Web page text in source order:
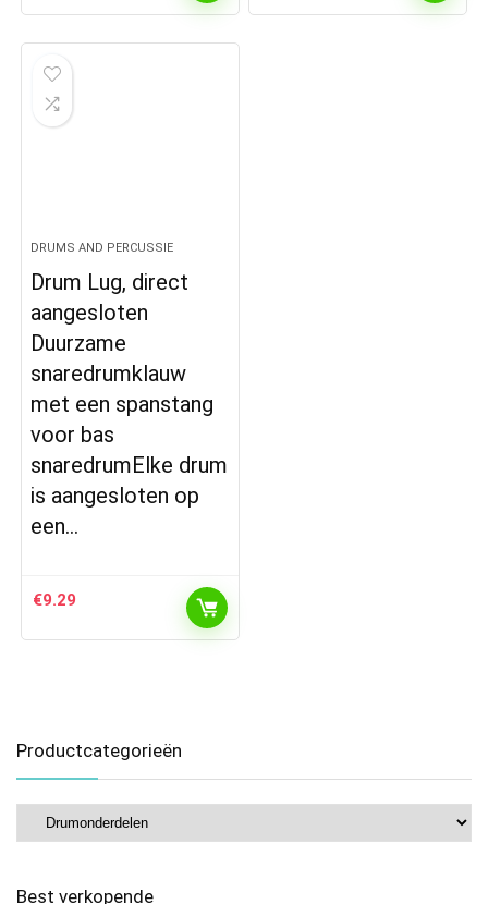
DRUMS AND PERCUSSIE
Drum Lug, direct
aangesloten
Duurzame
snaredrumklauw
met een spanstang
voor bas
snaredrumElke drum
is aangesloten op
een…
€9.29
Productcategorieën
Best verkopende